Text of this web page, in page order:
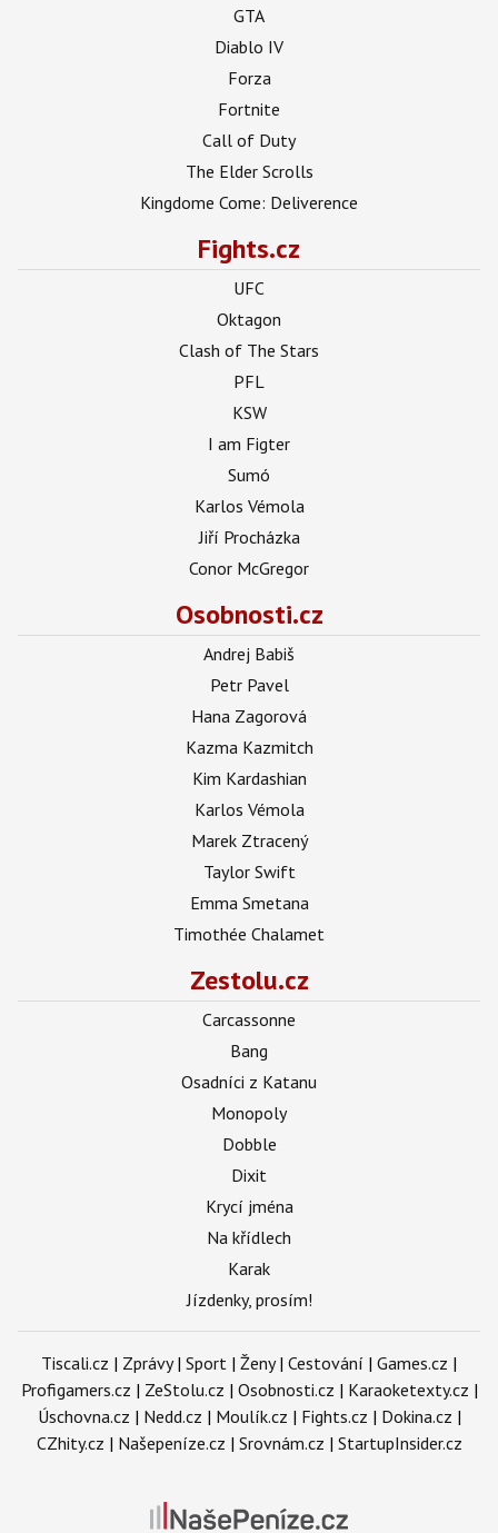
GTA
Diablo IV
Forza
Fortnite
Call of Duty
The Elder Scrolls
Kingdome Come: Deliverence
Fights.cz
UFC
Oktagon
Clash of The Stars
PFL
KSW
I am Figter
Sumó
Karlos Vémola
Jiří Procházka
Conor McGregor
Osobnosti.cz
Andrej Babiš
Petr Pavel
Hana Zagorová
Kazma Kazmitch
Kim Kardashian
Karlos Vémola
Marek Ztracený
Taylor Swift
Emma Smetana
Timothée Chalamet
Zestolu.cz
Carcassonne
Bang
Osadníci z Katanu
Monopoly
Dobble
Dixit
Krycí jména
Na křídlech
Karak
Jízdenky, prosím!
Tiscali.cz | Zprávy| Sport | Ženy| Cestování | Games.cz |
Profigamers.cz | ZeStolu.cz | Osobnosti.cz | Karaoketexty.cz |
Úschovna.cz | Nedd.cz | Moulík.cz | Fights.cz | Dokina.cz |
CZhity.cz | Našepeníze.cz | Srovnám.cz | StartupInsider.cz